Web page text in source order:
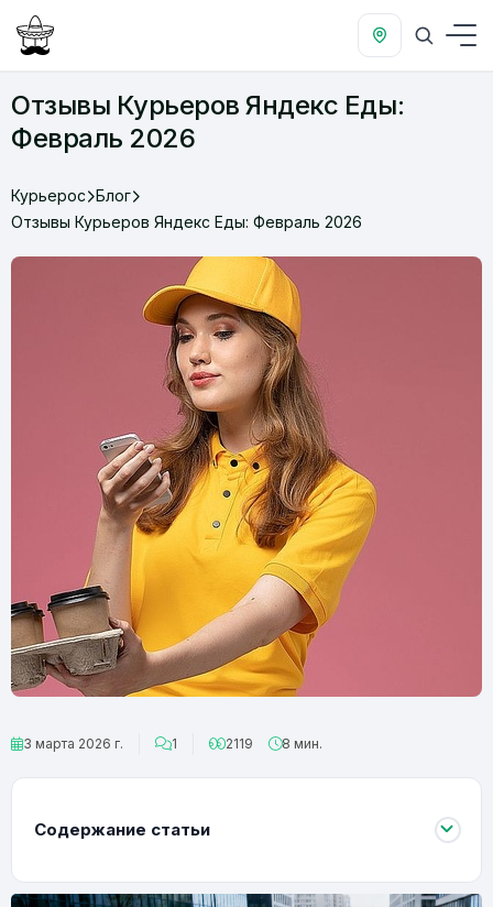
Отзывы Курьеров Яндекс Еды:
Февраль 2026
Курьерос Блог
Отзывы Курьеров Яндекс Еды: Февраль 2026
3 марта 2026 г. 1 2119 8 мин.
Содержание статьи